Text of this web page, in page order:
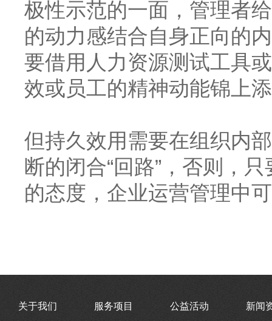
极性示范的一面，管理者
的动力感结合自身正向的
要借用人力资源测试工具
效或员工的精神动能锦上
但持久效用需要在组织内
断的闭合“回路”，否则，
的态度，企业运营管理中
关于我们 服务项目 公益活动 新闻